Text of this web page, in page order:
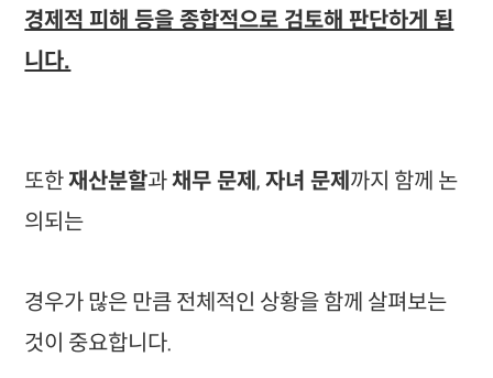
경제적 피해 등을 종합적으로 검토해 판단하게 됩
니다.
또한재산분할과채무 문제,자녀 문제 까지 함께 논
의되는
경우가 많은 만큼 전체적인 상황을 함께 살펴보는
것이 중요합니다.